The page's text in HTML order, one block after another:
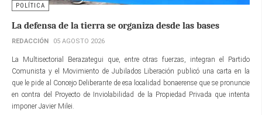
POLÍTICA
La defensa de la tierra se organiza desde las bases
REDACCIÓN 05 AGOSTO 2026
La Multisectorial Berazategui que, entre otras fuerzas, integran el Partido
Comunista y el Movimiento de Jubilados Liberación publicó una carta en la
que le pide al Concejo Deliberante de esa localidad bonaerense que se pronuncie
en contra del Proyecto de Inviolabilidad de la Propiedad Privada que intenta
imponer Javier Milei.